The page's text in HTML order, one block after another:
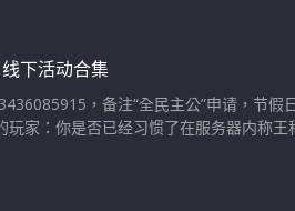
下活动合集
，备注“全民主公”申请，节
家：你是否已经习惯了在服务器内称王